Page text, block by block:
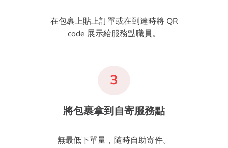
在包裹上貼上訂單或在到達時將 QR
code 展示給服務點職員。
3
將包裹拿到自寄服務點
無最低下單量，隨時自助寄件。